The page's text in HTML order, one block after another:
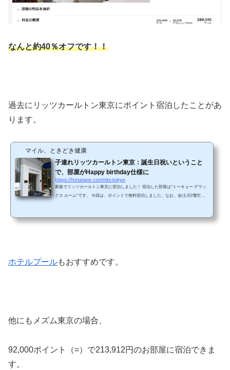
なんと約40％オフです！！
過去にリッツカールトン東京にポイント宿泊したことがあ
ります。
マイル、ときどき健康
子連れリッツカールトン東京：誕生日祝いということ
で、部屋がHappy birthday仕様に
https://hetatare.com/ritz-tokyo
家族でリッツカールトン東京に宿泊しました！ 宿泊した部屋は"トーキョー デラッ
クス ルーム"です。 今回は、ポイントで無料宿泊しました。なお、金/土/日/繁忙シ
を事前に伝えておいたら、部屋の中がHappy birthday仕様になっていました。 はい
ホテルプールもおすすめです。
他にもメズム東京の場合、
92,000ポイント（=）で213,912円のお部屋に宿泊できま
す。